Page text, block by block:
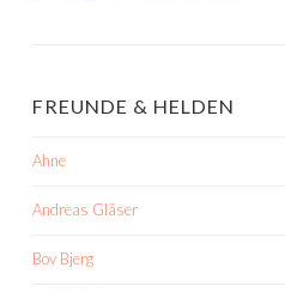
FREUNDE & HELDEN
Ahne
Andreas Gläser
Bov Bjerg